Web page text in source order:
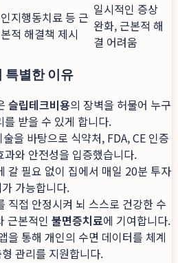
인지행동치료 등 근
본적 해결책 제시
일시적인 증상
완화, 근본적 해
결 어려움
특별한 이유
슬립테크비용의 장벽을 허물어 누구
받을 수 있게 합니다.
을 바탕으로 식약처, FDA, CE 인증
과와 안전성을 입증했습니다.
갈 필요 없이 집에서 매일 20분 투자
가 가능합니다.
직접 안정시켜 뇌 스스로 건강한 수
근본적인 불면증치료에 기여합니다.
을 통해 개인의 수면 데이터를 체계
관리를 지원합니다.